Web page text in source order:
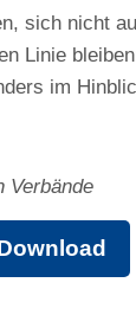
sich nicht
Linie
im
Verbände